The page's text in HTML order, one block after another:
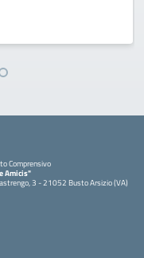
Comprensivo
Amicis"
3 - 21052 Busto Arsizio (VA)